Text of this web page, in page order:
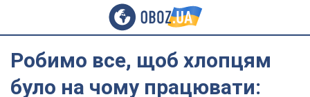
Робимо все, щоб хлопцям
було на чому працювати: